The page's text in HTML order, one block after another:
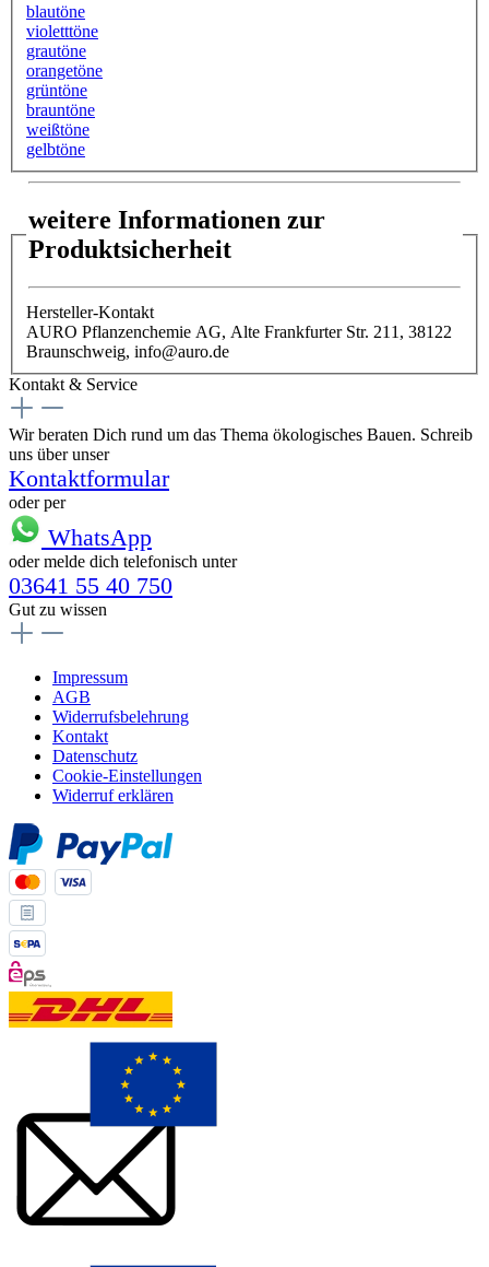
blautöne
violetttöne
grautöne
orangetöne
grüntöne
brauntöne
weißtöne
gelbtöne
weitere Informationen zur
Produktsicherheit
Hersteller-Kontakt
AURO Pflanzenchemie AG, Alte Frankfurter Str. 211, 38122
Braunschweig, info@auro.de
Kontakt & Service
Wir beraten Dich rund um das Thema ökologisches Bauen. Schreib
uns über unser
Kontaktformular
oder per
WhatsApp
oder melde dich telefonisch unter
03641 55 40 750
Gut zu wissen
Impressum
AGB
Widerrufsbelehrung
Kontakt
Datenschutz
Cookie-Einstellungen
Widerruf erklären